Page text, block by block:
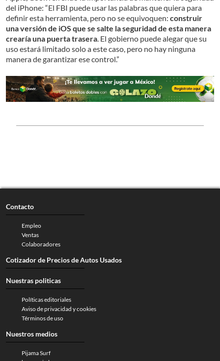
del iPhone: “El FBI puede usar las palabras que quiera para
definir esta herramienta, pero no se equivoquen: construir
una versión de iOS que se salte la seguridad de esta manera
crearía una puerta trasera. El gobierno puede alegar que su
uso estará limitado solo a este caso, pero no hay ninguna
manera de garantizar ese control.”
Contacto
Empleo
Ventas
Colaboradores
Cotizador de Precios de Autos Usados
Nuestras politicas
Políticas editoriales
Aviso de privacidad y cookies
Términos de uso
Nuestros medios
Pijama Surf